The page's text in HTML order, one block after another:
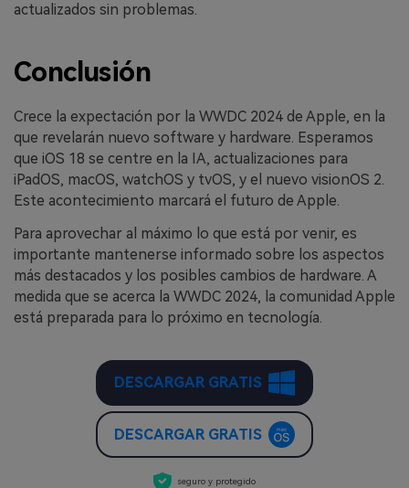
actualizados sin problemas.
Conclusión
Crece la expectación por la WWDC 2024 de Apple, en la
que revelarán nuevo software y hardware. Esperamos
que iOS 18 se centre en la IA, actualizaciones para
iPadOS, macOS, watchOS y tvOS, y el nuevo visionOS 2.
Este acontecimiento marcará el futuro de Apple.
Para aprovechar al máximo lo que está por venir, es
importante mantenerse informado sobre los aspectos
más destacados y los posibles cambios de hardware. A
medida que se acerca la WWDC 2024, la comunidad Apple
está preparada para lo próximo en tecnología.
DESCARGAR GRATIS
DESCARGAR GRATIS
seguro y protegido